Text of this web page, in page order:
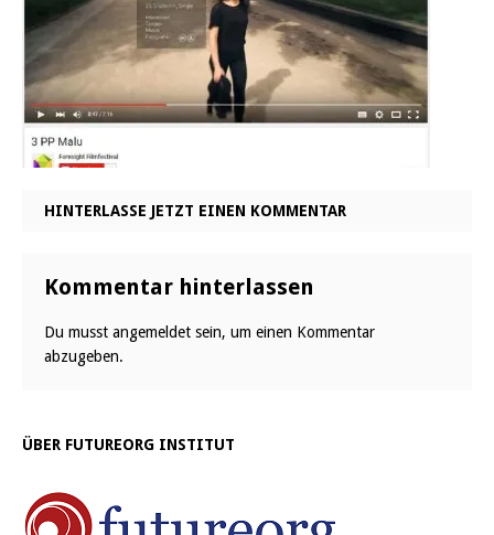
HINTERLASSE JETZT EINEN KOMMENTAR
Kommentar hinterlassen
Du musst angemeldet sein, um einen Kommentar
abzugeben.
ÜBER FUTUREORG INSTITUT